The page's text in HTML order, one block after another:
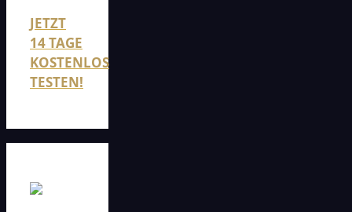
JETZT
14 TAGE
KOSTENLOS
TESTEN!